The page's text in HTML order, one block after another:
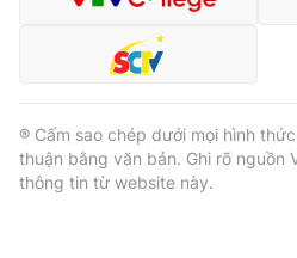
® Cấm sao chép dưới mọi hình
thuận bằng văn bản. Ghi rõ nguồn
thông tin từ website này.